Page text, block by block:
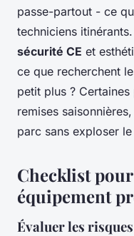
passe-partout - ce
techniciens
sécurité CE et
ce que recherchent
petit plus ?
remises
parc sans exploser
Checklist
équipement
Évaluer les